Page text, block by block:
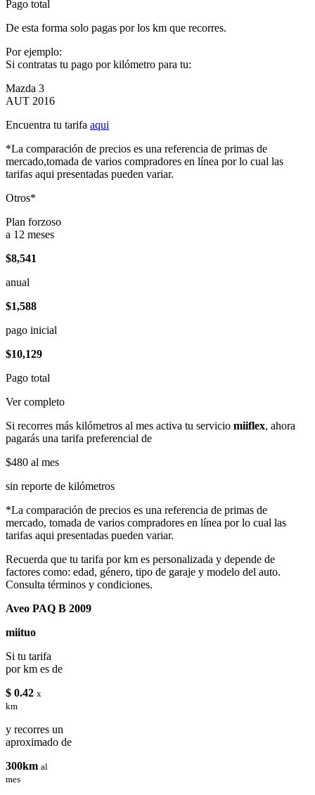
Pago total
De esta forma solo pagas por los km que recorres.
Por ejemplo:
Si contratas tu pago por kilómetro para tu:
Mazda 3
AUT 2016
Encuentra tu tarifa aqui
*La comparación de precios es una referencia de primas de
mercado,tomada de varios compradores en línea por lo cual las
tarifas aqui presentadas pueden variar.
Otros*
Plan forzoso
a 12 meses
$8,541
anual
$1,588
pago inicial
$10,129
Pago total
Ver completo
Si recorres más kilómetros al mes activa tu servicio miiflex, ahora
pagarás una tarifa preferencial de
$480 al mes
sin reporte de kilómetros
*La comparación de precios es una referencia de primas de
mercado, tomada de varios compradores en línea por lo cual las
tarifas aqui presentadas pueden variar.
Recuerda que tu tarifa por km es personalizada y depende de
factores como: edad, género, tipo de garaje y modelo del auto.
Consulta términos y condiciones.
Aveo PAQ B 2009
miituo
Si tu tarifa
por km es de
$ 0.42 x
km
y recorres un
aproximado de
300km al
mes